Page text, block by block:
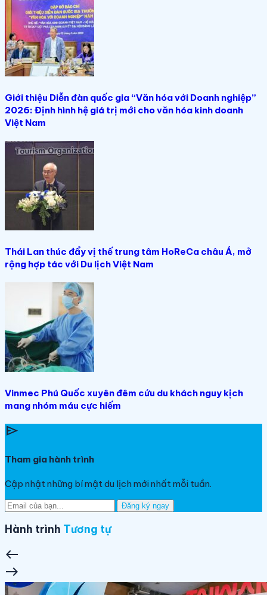
Giới thiệu Diễn đàn quốc gia “Văn hóa với Doanh nghiệp”
2026: Định hình hệ giá trị mới cho văn hóa kinh doanh
Việt Nam
Thái Lan thúc đẩy vị thế trung tâm HoReCa châu Á, mở
rộng hợp tác với Du lịch Việt Nam
Vinmec Phú Quốc xuyên đêm cứu du khách nguy kịch
mang nhóm máu cực hiếm
send
Tham gia hành trình
Cập nhật những bí mật du lịch mới nhất mỗi tuần.
Đăng ký ngay
Hành trình Tương tự
west
east